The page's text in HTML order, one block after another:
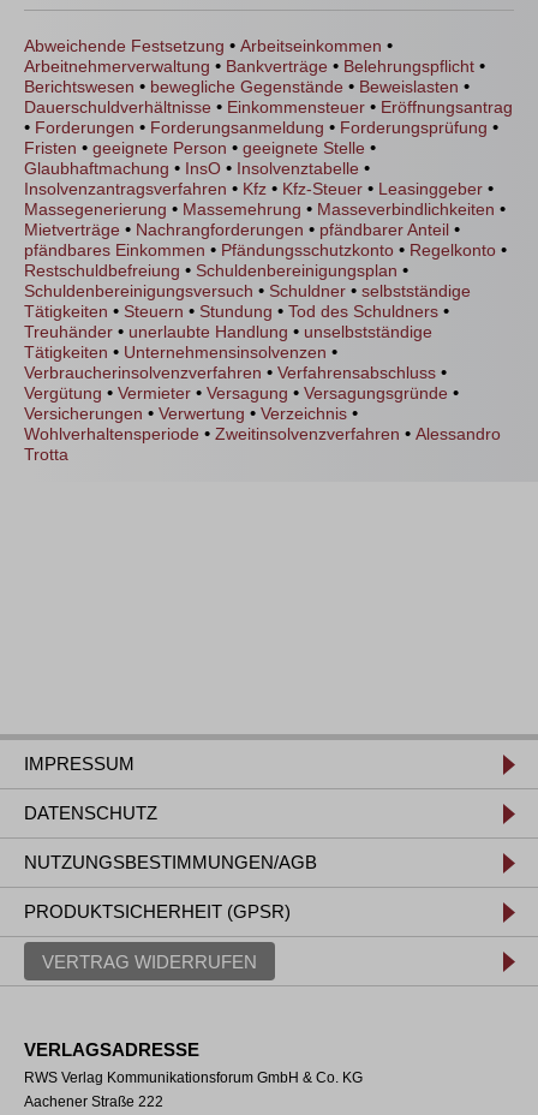
Abweichende Festsetzung • Arbeitseinkommen •
Arbeitnehmerverwaltung • Bankverträge • Belehrungspflicht •
Berichtswesen • bewegliche Gegenstände • Beweislasten •
Dauerschuldverhältnisse • Einkommensteuer • Eröffnungsantrag
• Forderungen • Forderungsanmeldung • Forderungsprüfung •
Fristen • geeignete Person • geeignete Stelle •
Glaubhaftmachung • InsO • Insolvenztabelle •
Insolvenzantragsverfahren • Kfz • Kfz-Steuer • Leasinggeber •
Massegenerierung • Massemehrung • Masseverbindlichkeiten •
Mietverträge • Nachrangforderungen • pfändbarer Anteil •
pfändbares Einkommen • Pfändungsschutzkonto • Regelkonto •
Restschuldbefreiung • Schuldenbereinigungsplan •
Schuldenbereinigungsversuch • Schuldner • selbstständige
Tätigkeiten • Steuern • Stundung • Tod des Schuldners •
Treuhänder • unerlaubte Handlung • unselbstständige
Tätigkeiten • Unternehmensinsolvenzen •
Verbraucherinsolvenzverfahren • Verfahrensabschluss •
Vergütung • Vermieter • Versagung • Versagungsgründe •
Versicherungen • Verwertung • Verzeichnis •
Wohlverhaltensperiode • Zweitinsolvenzverfahren • Alessandro
Trotta
IMPRESSUM
DATENSCHUTZ
NUTZUNGSBESTIMMUNGEN/AGB
PRODUKTSICHERHEIT (GPSR)
VERTRAG WIDERRUFEN
VERLAGSADRESSE
RWS Verlag Kommunikationsforum GmbH & Co. KG
Aachener Straße 222